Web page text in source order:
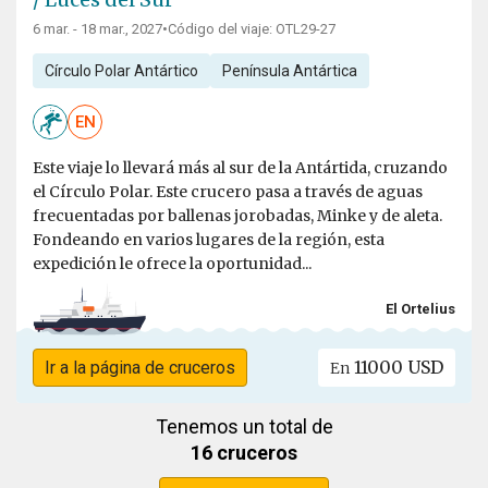
6 mar. - 18 mar., 2027•Código del viaje: OTL29-27
Círculo Polar Antártico Península Antártica
EN
Este viaje lo llevará más al sur de la Antártida, cruzando
el Círculo Polar. Este crucero pasa a través de aguas
frecuentadas por ballenas jorobadas, Minke y de aleta.
Fondeando en varios lugares de la región, esta
expedición le ofrece la oportunidad...
El Ortelius
Ir a la página de cruceros En 11000 USD
Tenemos un total de
16 cruceros